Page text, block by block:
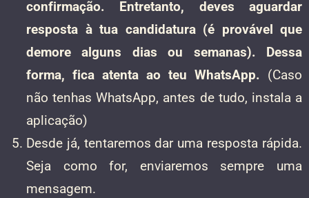
confirmação. Entretanto, deves aguardar
resposta à tua candidatura (é provável que
demore alguns dias ou semanas). Dessa
forma, fica atenta ao teu WhatsApp. (Caso
não tenhas WhatsApp, antes de tudo, instala a
aplicação)
Desde já, tentaremos dar uma resposta rápida.
Seja como for, enviaremos sempre uma
mensagem.